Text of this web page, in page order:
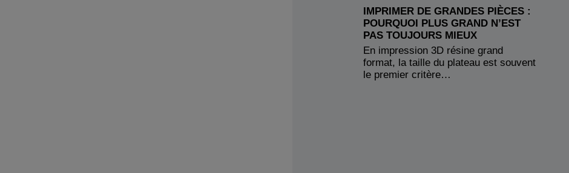
IMPRIMER DE GRANDES PIÈCES :
POURQUOI PLUS GRAND N’EST
PAS TOUJOURS MIEUX
En impression 3D résine grand
format, la taille du plateau est souvent
le premier critère…